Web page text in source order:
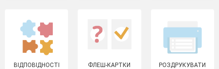
ВІДПОВІДНОСТІ ФЛЕШ-КАРТКИ РОЗДРУКУВАТИ